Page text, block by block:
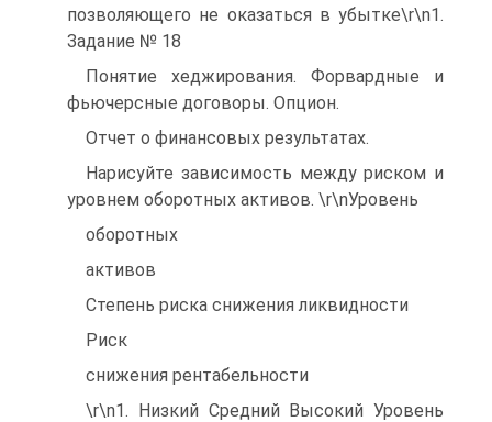
позволяющего не оказаться в убытке\r\n1.
Задание № 18
Понятие хеджирования. Форвардные и
фьючерсные договоры. Опцион.
Отчет о финансовых результатах.
Нарисуйте зависимость между риском и
уровнем оборотных активов. \r\nУровень
оборотных
активов
Степень риска снижения ликвидности
Риск
снижения рентабельности
\r\n1. Низкий Средний Высокий Уровень